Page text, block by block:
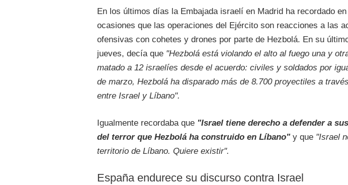
En los últimos días la Embajada israelí en Madrid ha recordado
ocasiones que las operaciones del Ejército son reacciones a las
ofensivas con cohetes y drones por parte de Hezbolá. En su
jueves, decía que "Hezbolá está violando el alto al fuego una y
matado a 12 israelíes desde el acuerdo: civiles y soldados por
de marzo, Hezbolá ha disparado más de 8.700 proyectiles a
entre Israel y Líbano".
Igualmente recordaba que "Israel tiene derecho a defender a
del terror que Hezbolá ha construido en Líbano" y que "Israel
territorio de Líbano. Quiere existir".
España endurece su discurso contra Israel